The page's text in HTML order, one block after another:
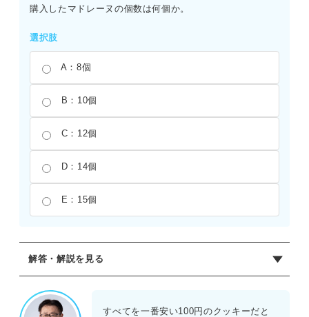
購入したマドレーヌの個数は何個か。
選択肢
A：8個
B：10個
C：12個
D：14個
E：15個
解答・解説を見る
正解：B
クッキーをx個、フィナンシェをy個、マドレーヌをz個とす
すべてを一番安い100円のクッキーだと